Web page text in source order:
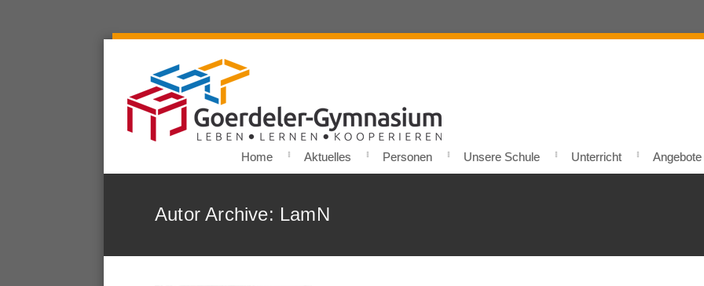
Home Aktuelles Personen Unsere Schule Unterricht
Autor Archive: LamN